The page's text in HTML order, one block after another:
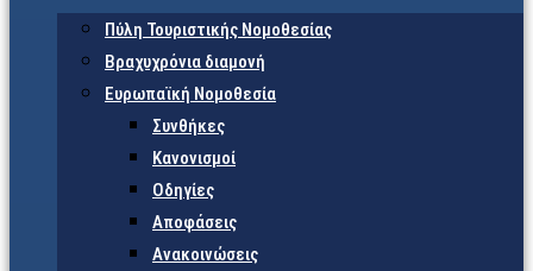
Πύλη Τουριστικής Νομοθεσίας
Βραχυχρόνια διαμονή
Ευρωπαϊκή Νομοθεσία
Συνθήκες
Κανονισμοί
Οδηγίες
Αποφάσεις
Ανακοινώσεις